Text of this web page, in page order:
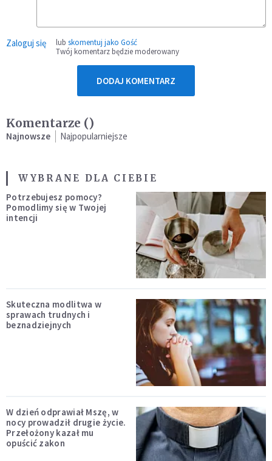
Zaloguj się lub skomentuj jako Gość
Twój komentarz będzie moderowany
DODAJ KOMENTARZ
Komentarze ()
Najnowsze Najpopularniejsze
WYBRANE DLA CIEBIE
Potrzebujesz pomocy?
Pomodlimy się w Twojej
intencji
Skuteczna modlitwa w
sprawach trudnych i
beznadziejnych
W dzień odprawiał Mszę, w
nocy prowadził drugie życie.
Przełożony kazał mu
opuścić zakon